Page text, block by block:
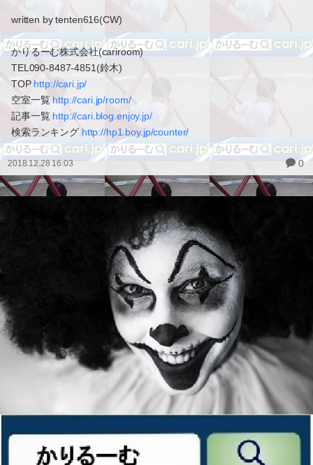
written by tenten616(CW)
かりるーむ株式会社(cariroom)
TEL090-8487-4851(鈴木)
TOP http://cari.jp/
空室一覧http://cari.jp/room/
記事一覧 http://cari.blog.enjoy.jp/
検索ランキング http://hp1.boy.jp/counter/
2018.12.28 16:03 0